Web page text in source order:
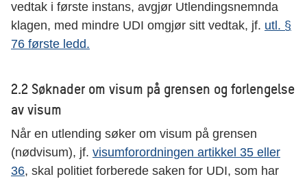
vedtak i første instans, avgjør Utlendingsnemnda
klagen, med mindre UDI omgjør sitt vedtak, jf. utl. §
76 første ledd.
2.2 Søknader om visum på grensen og forlengelse
av visum
Når en utlending søker om visum på grensen
(nødvisum), jf. visumforordningen artikkel 35 eller
36, skal politiet forberede saken for UDI, som har